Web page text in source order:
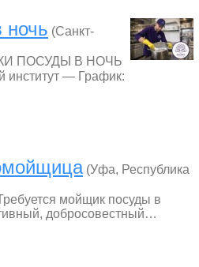
(Санкт-
ПОСУДЫ В НОЧЬ
институт — График:
(Уфа, Республика
мойщик посуды в
добросовестный…